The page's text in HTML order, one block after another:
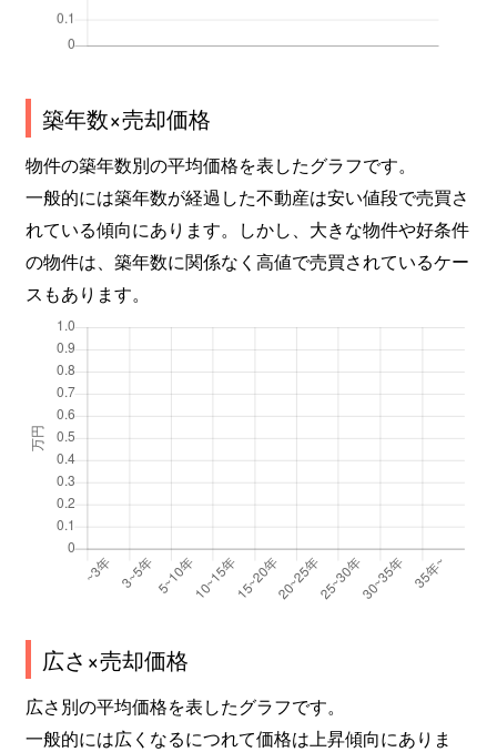
築年数×売却価格
物件の築年数別の平均価格を表したグラフです。
一般的には築年数が経過した不動産は安い値段で売買さ
れている傾向にあります。しかし、大きな物件や好条件
の物件は、築年数に関係なく高値で売買されているケー
スもあります。
広さ×売却価格
広さ別の平均価格を表したグラフです。
一般的には広くなるにつれて価格は上昇傾向にありま